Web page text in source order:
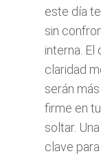
este día
sin
interna. El
claridad
serán
firme en
soltar.
clave